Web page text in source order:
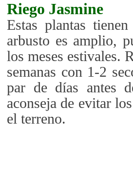
Riego Jasmine
Estas plantas
arbusto es amplio,
los meses estivales.
semanas con 1-2
par de días antes
aconseja de evitar
el terreno.